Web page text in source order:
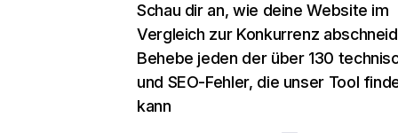
Schau dir an, wie deine Website im
Vergleich zur Konkurrenz
Behebe jeden der über 130
und SEO-Fehler, die unser Tool
kann